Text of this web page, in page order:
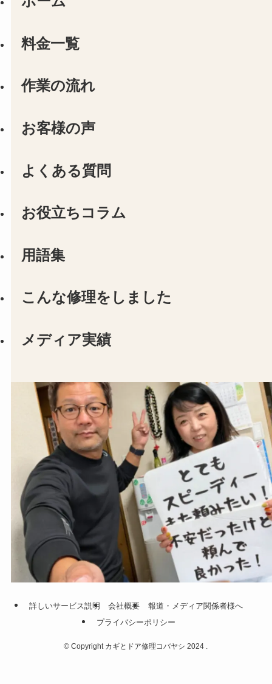
料金一覧
作業の流れ
お客様の声
よくある質問
お役立ちコラム
用語集
こんな修理をしました
メディア実績
詳しいサービス説明 会社概要
報道・メディア関係者様へ
プライバシーポリシー
© Copyright カギとドア修理コバヤシ 2024 .